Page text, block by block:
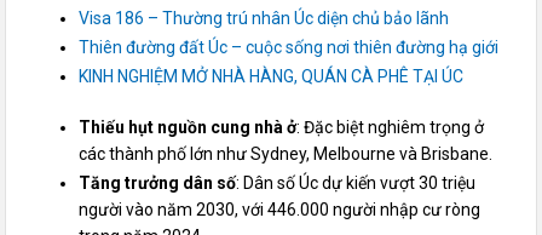
Visa 186 – Thường trú nhân Úc diện chủ bảo lãnh
Thiên đường đất Úc – cuộc sống nơi thiên đường hạ giới
KINH NGHIỆM MỞ NHÀ HÀNG, QUÁN CÀ PHÊ TẠI ÚC
Thiếu hụt nguồn cung nhà ở: Đặc biệt nghiêm trọng ở
các thành phố lớn như Sydney, Melbourne và Brisbane.
Tăng trưởng dân số: Dân số Úc dự kiến vượt 30 triệu
người vào năm 2030, với 446.000 người nhập cư ròng